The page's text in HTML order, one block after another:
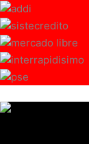
Ir
al
contenido